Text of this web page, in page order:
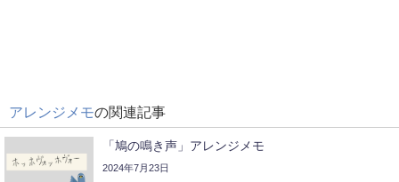
アレンジメモの関連記事
「鳩の鳴き声」アレンジメモ
2024年7月23日